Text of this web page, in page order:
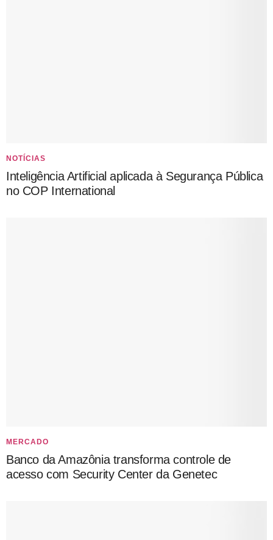
NOTÍCIAS
Inteligência Artificial aplicada à Segurança Pública
no COP International
MERCADO
Banco da Amazônia transforma controle de
acesso com Security Center da Genetec